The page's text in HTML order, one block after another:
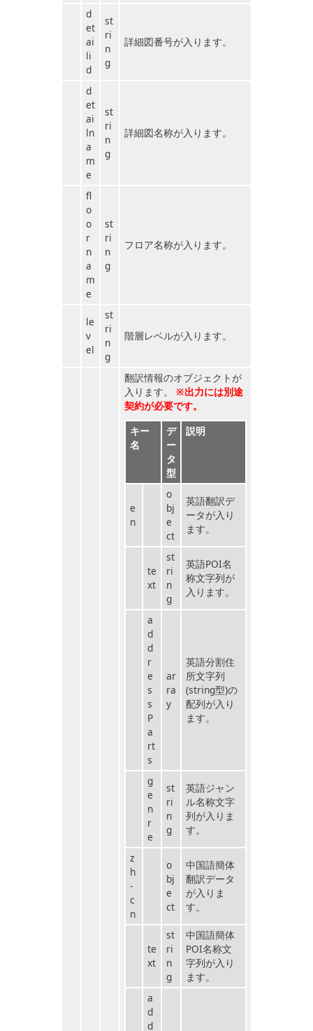
d
et
ai
li
d
st
ri
n
g
詳細図番号が入ります。
d
et
ai
ln
a
m
e
st
ri
n
g
詳細図名称が入ります。
fl
o
o
r
n
a
m
e
st
ri
n
g
フロア名称が入ります。
le
v
el
st
ri
n
g
階層レベルが入ります。
翻訳情報のオブジェクトが
入ります。 ※出力には別途
契約が必要です。
キー
名
デ
ー
タ
型
説明
e
n
o
bj
e
ct
英語翻訳デ
ータが入り
ます。
te
xt
st
ri
n
g
英語POI名
称文字列が
入ります。
a
d
d
r
e
s
s
P
a
rt
s
ar
ra
y
英語分割住
所文字列
(string型)の
配列が入り
ます。
g
e
n
r
e
st
ri
n
g
英語ジャン
ル名称文字
列が入りま
す。
z
h
-
c
n
o
bj
e
ct
中国語簡体
翻訳データ
が入りま
す。
te
xt
st
ri
n
g
中国語簡体
POI名称文
字列が入り
ます。
a
d
d